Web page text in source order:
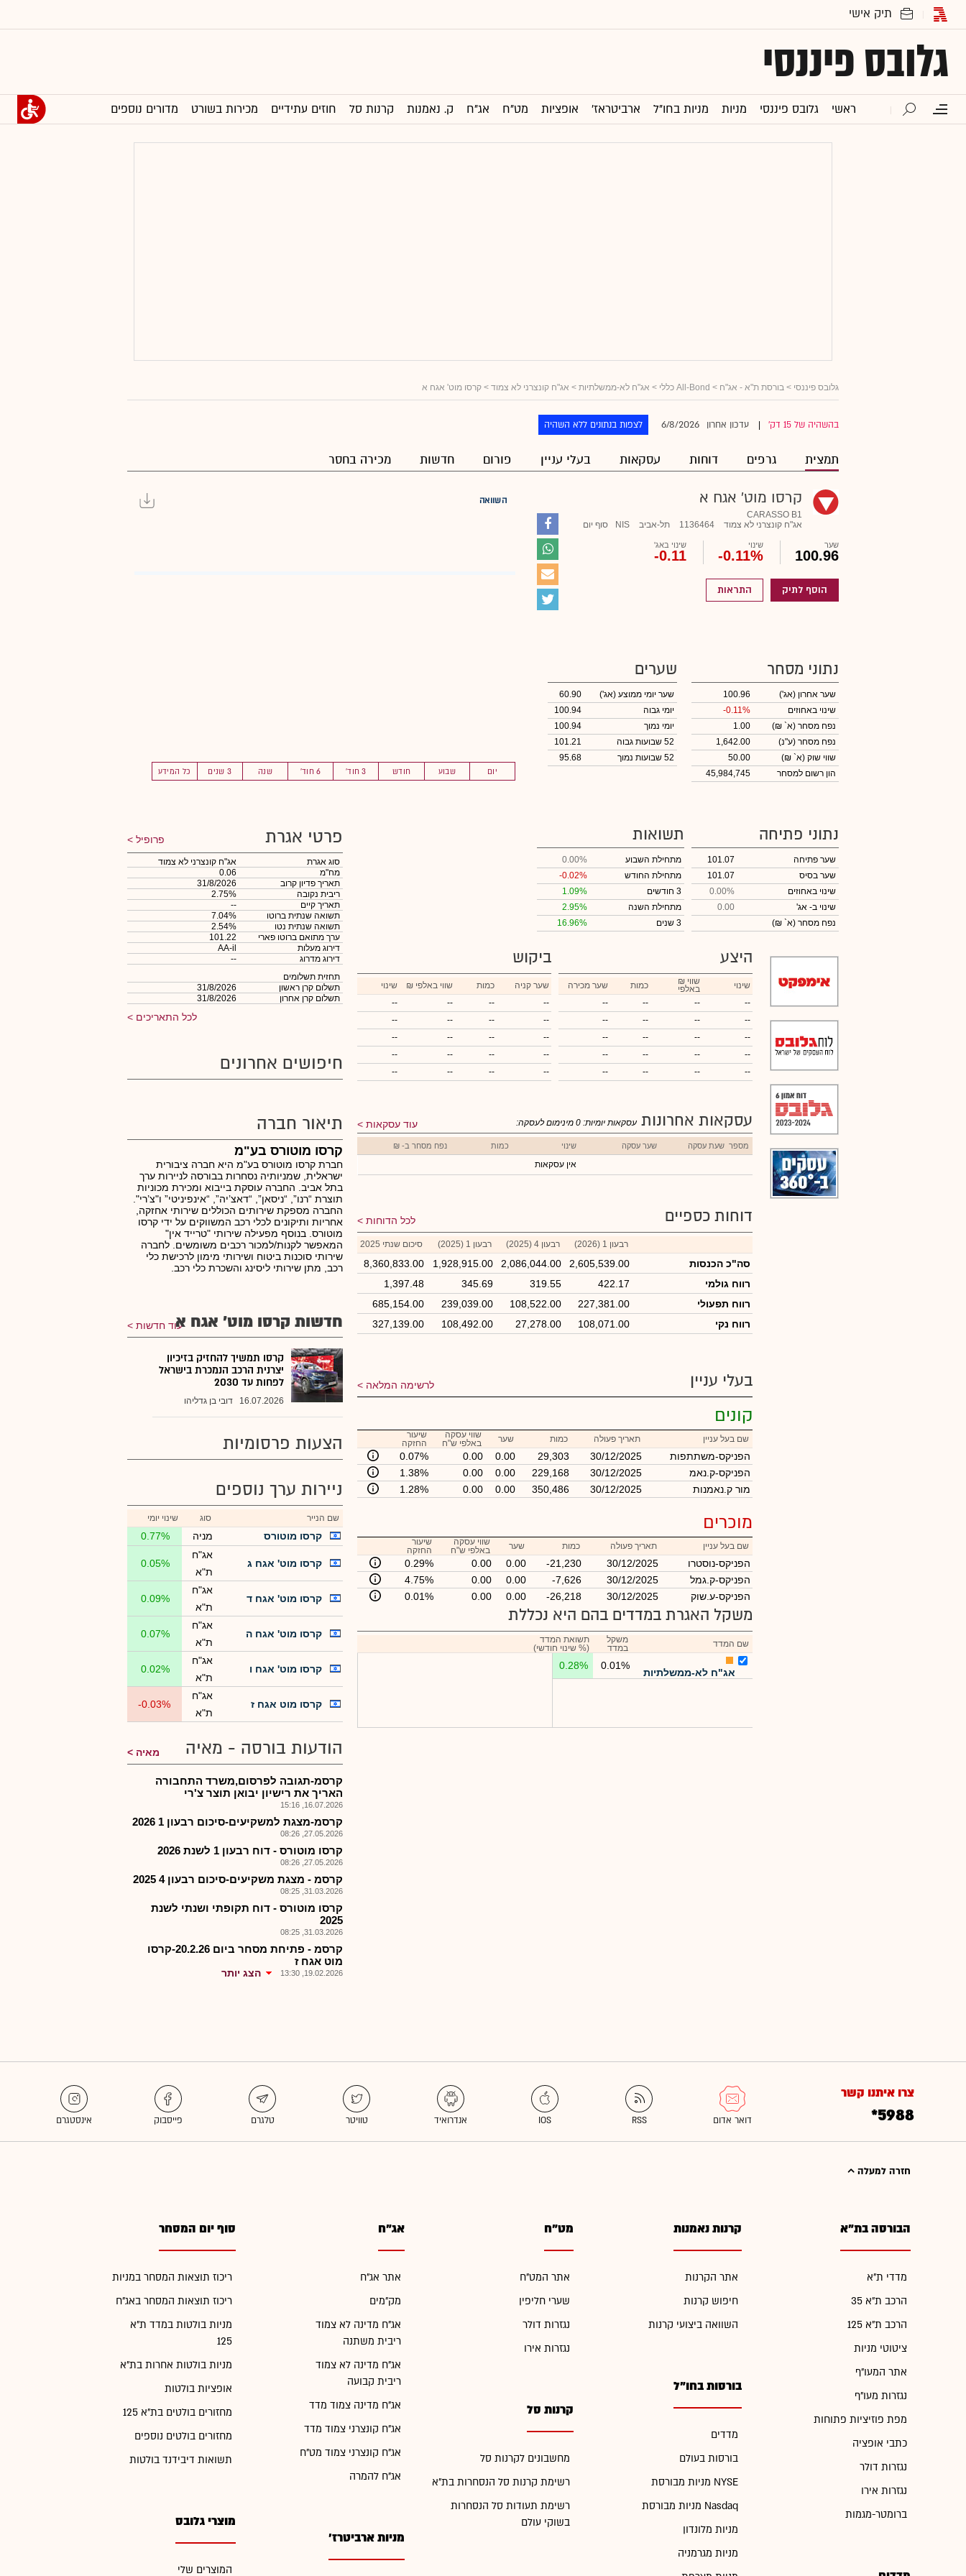
גלובס פיננסי
ראשי גלובס פיננסי מניות מניות בחו"ל ארביטראז' אופציות מט"ח אג"ח ק. נאמנות קרנות סל חוזים עתידיים מכירות בשורט מדורים נוספים
גלובס פיננסי > בורסת ת"א - אג"ח > All-Bond כללי > אג"ח לא-ממשלתיות > אג"ח קונצרני לא צמוד > קרסו מוט' אגח א
בהשהיה של 15 דק' עדכון אחרון 6/8/2026 לצפות בנתונים ללא השהיה
תמצית גרפים דוחות עסקאות בעלי עניין פורום חדשות מכירה בחסר
קרסו מוט' אגח א
CARASSO B1
אג"ח קונצרני לא צמוד
1136464 תל-אביב NIS סוף יום
שער
100.96
שינוי
-0.11%
שינוי באג'
-0.11
הוסף לתיק התראות
השוואה
יום שבוע חודש 3 חוד' 6 חוד' שנה 3 שנים כל המידע
נתוני מסחר
שער אחרון (אג')
100.96
שינוי באחוזים
-0.11%
נפח מסחר (א` ₪)
1.00
נפח מסחר (ע"נ)
1,642.00
שווי שוק (א` ₪)
50.00
הון רשום למסחר
45,984,745
שערים
שער יומי ממוצע (אג')
60.90
יומי גבוה
100.94
יומי נמוך
100.94
52 שבועות גבוה
101.21
52 שבועות נמוך
95.68
נתוני פתיחה
שער פתיחה
101.07
שער בסיס
101.07
שינוי באחוזים
0.00%
שינוי ב- אג'
0.00
נפח מסחר (א` ₪)
תשואות
מתחילת השבוע
0.00%
מתחילת החודש
-0.02%
3 חודשים
1.09%
מתחילת השנה
2.95%
3 שנים
16.96%
היצע
שינוי ₪ שווי
באלפי כמות
שער מכירה
--
--
--
--
--
--
--
--
--
--
--
--
--
--
--
--
--
--
--
--
ביקוש
שער קניה כמות ₪ שווי באלפי
שינוי
--
--
--
--
--
--
--
--
--
--
--
--
--
--
--
--
--
--
--
--
עסקאות אחרונות עוד עסקאות עסקאות יומיות: 0 מינימום לעסקה:
מספר שעת עסקה שער עסקה שינוי כמות נפח מסחר ב- ₪
אין עסקאות
דוחות כספיים לכל הדוחות
רבעון 1 (2026) רבעון 4 (2025) רבעון 1 (2025) סיכום שנתי 2025
סה"כ הכנסות 2,605,539.00
2,086,044.00
1,928,915.00
8,360,833.00
רווח גולמי
422.17
319.55
345.69
1,397.48
רווח תפעולי
227,381.00
108,522.00
239,039.00
685,154.00
רווח נקי
108,071.00
27,278.00
108,492.00
327,139.00
בעלי עניין לרשימה המלאה
קונים
שם בעל עניין תאריך פעולה כמות שער
שווי עסקה
באלפי ש"ח
שיעור
החזקה
הפניקס-משתתפות 30/12/2025
29,303
0.00
0.00
0.07%
הפניקס-ק.נאמ
30/12/2025
229,168
0.00
0.00
1.38%
מור ק.נאמנות
30/12/2025
350,486
0.00
0.00
1.28%
מוכרים
שם בעל עניין תאריך פעולה כמות שער
שווי עסקה
באלפי ש"ח
שיעור
החזקה
הפניקס-נוסטרו 30/12/2025
-21,230
0.00
0.00
0.29%
הפניקס-ק.גמל
30/12/2025
-7,626
0.00
0.00
4.75%
הפניקס-ע.שוק
30/12/2025
-26,218
0.00
0.00
0.01%
משקל האגרת במדדים בהם היא נכללת
שם המדד
משקל
במדד
תשואת המדד
(% שינוי חודשי)
אג"ח לא-ממשלתיות
0.01%
0.28%
פרטי אגרת פרופיל
סוג אגרת
אג"ח קונצרני לא צמוד
מח"מ
0.06
תאריך פדיון קרוב
31/8/2026
ריבית נקובה
2.75%
תאריך קיים
--
תשואה שנתית ברוטו
7.04%
תשואה שנתית נטו
2.54%
ערך מתואם ברוטו פארי
101.22
דירוג מעלות
AA-il
דירוג מדרוג
--
תחזית תשלומים
תשלום קרן ראשון
31/8/2026
תשלום קרן אחרון
31/8/2026
לכל התאריכים
חיפושים אחרונים
תיאור חברה
קרסו מוטורס בע"מ
חברת קרסו מוטורס בע"מ היא חברה ציבורית
ישראלית, שמניותיה נסחרות בבורסה לניירות ערך
בתל אביב. החברה עוסקת בייבוא ומכירת מכוניות
תוצרת “רנו”, “ניסאן”, “דאצ’יה”, “אינפיניטי” ו"צ’רי".
החברה מספקת שירותים הכוללים שירותי אחזקה,
אחריות ותיקונים לכלי רכב המשווקים על ידי קרסו
מוטורס. בנוסף מפעילה שירותי "טרייד אין"
המאפשר לקנות/למכור רכבים משומשים. לחברה
שירותי סוכנות ביטוח ושירותי מימון לרכישת כלי
רכב, מתן שירותי ליסינג והשכרת כלי רכב.
חדשות קרסו מוט' אגח אעוד חדשות
קרסו תמשיך להחזיק בזיכיון
יצרנית הרכב הנמכרת בישראל
לפחות עד 2030
16.07.2026 דובי בן גדליהו
הצעות פרסומיות
ניירות ערך נוספים
שם הנייר סוג שינוי יומי
קרסו מוטורס מניה 0.77%
קרסו מוט' אגח ג
אג"ח
ת"א
0.05%
קרסו מוט' אגח ד
אג"ח
ת"א
0.09%
קרסו מוט' אגח ה
אג"ח
ת"א
0.07%
קרסו מוט' אגח ו
אג"ח
ת"א
0.02%
קרסו מוט אגח ז
אג"ח
ת"א
-0.03%
הודעות בורסה - מאיה מאיה
קרסמ-תגובה לפרסום,משרד התחבורה
האריך את רישיון יבואן תוצר צ'רי
16.07.2026, 15:16
קרסמ-מצגת למשקיעים-סיכום רבעון 1 2026
27.05.2026, 08:26
קרסו מוטורס - דוח רבעון 1 לשנת 2026
27.05.2026, 08:26
קרסמ - מצגת משקיעים-סיכום רבעון 4 2025
31.03.2026, 08:25
קרסו מוטורס - דוח תקופתי ושנתי לשנת
2025
31.03.2026, 08:25
קרסמ - פתיחת מסחר ביום 20.2.26-קרסו
מוט אגח ז
19.02.2026, 13:30 הצג יותר
צרו איתנו קשר
*5988
חזרה למעלה
הבורסה בת"א
מדדי ת"א
הרכב ת"א 35
הרכב ת"א 125
ציטוטי מניות
אתר המעו"ף
נגזרות מעו"ף
מפת פוזיציות פתוחות
כתבי אופציה
נגזרות דולר
נגזרות אירו
ברומטר-מגמות
קרנות נאמנות
אתר הקרנות
חיפוש קרנות
השוואה ביצועי קרנות
בורסות בחו"ל
מדדים
בורסות בעולם
מניות מבורסת NYSE
מניות מבורסת Nasdaq
מניות מלונדון
מניות מגרמניה
מט"ח
אתר המט"ח
שערי חליפין
נגזרות דולר
נגזרות אירו
קרנות סל
מחשבונים לקרנות סל
רשימת קרנות סל הנסחרות בת"א
רשימת תעודות סל הנסחרות
בשוקי עולם
אג"ח
אתר אג"ח
מק"מים
אג"ח מדינה לא צמוד
ריבית משתנה
אג"ח מדינה לא צמוד
ריבית קבועה
אג"ח מדינה צמוד מדד
אג"ח קונצרני צמוד מדד
אג"ח קונצרני צמוד מט"ח
אג"ח להמרה
מניות ארביטרז'
סוף יום המסחר
ריכוז תוצאות המסחר במניות
ריכוז תוצאות המסחר באג"ח
מניות בולטות במדד ת"א
125
מניות בולטות אחרות בת"א
אופציות בולטות
מחזורים בולטים בת"א 125
מחזורים בולטים נוספים
תשואות דיבידנד בולטות
מוצרי גלובס
המוצרים שלי